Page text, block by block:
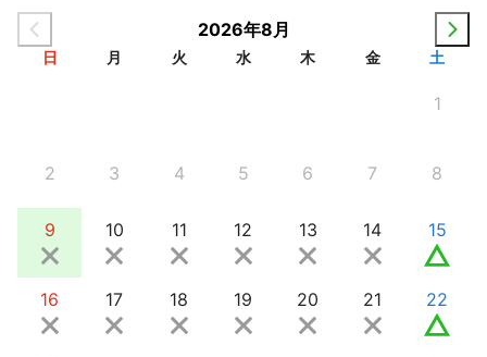
2026年8月
日 月 火 水 木 金 土
1
2 3 4 5 6 7 8
9 10 11 12 13 14 15
16 17 18 19 20 21 22